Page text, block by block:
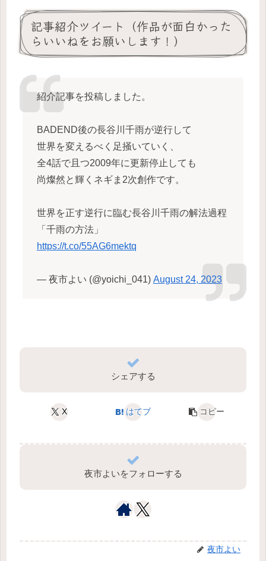
記事紹介ツイート（作品が面白かった
らいいねをお願いします！）
紹介記事を投稿しました。
BADEND後の長谷川千雨が逆行して
世界を変えるべく足掻いていく、
全4話で且つ2009年に更新停止しても
尚燦然と輝くネギま2次創作です。
世界を正す逆行に臨む長谷川千雨の解法過程
「千雨の方法」
https://t.co/55AG6mektq
— 夜市よい (@yoichi_041) August 24, 2023
シェアする
X はてブ コピー
夜市よいをフォローする
夜市よい